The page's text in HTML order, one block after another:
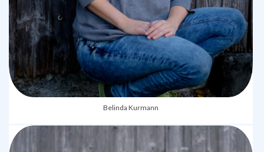
Belinda Kurmann